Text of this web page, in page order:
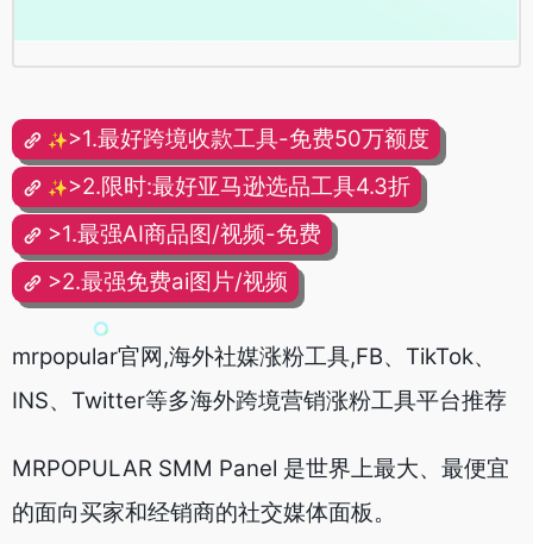
✨>1.最好跨境收款工具-免费50万额度
✨>2.限时:最好亚马逊选品工具4.3折
>1.最强AI商品图/视频-免费
>2.最强免费ai图片/视频
mrpopular官网,海外社媒涨粉工具,FB、TikTok、
INS、Twitter等多海外跨境营销涨粉工具平台推荐
MRPOPULAR SMM Panel 是世界上最大、最便宜
的面向买家和经销商的社交媒体面板。